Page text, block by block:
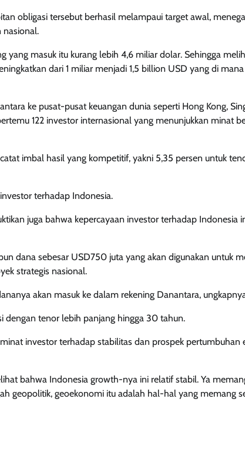
obligasi tersebut berhasil melampaui target awal,
nasional.
yang masuk itu kurang lebih 4,6 miliar dolar. Sehingga
dari 1 miliar menjadi 1,5 billion USD yang di
ke pusat-pusat keuangan dunia seperti Hong Kong,
122 investor internasional yang menunjukkan minat
imbal hasil yang kompetitif, yakni 5,35 persen untuk
terhadap Indonesia.
juga bahwa kepercayaan investor terhadap Indonesia
dana sebesar USD750 juta yang akan digunakan untuk
strategis nasional.
akan masuk ke dalam rekening Danantara,
dengan tenor lebih panjang hingga 30 tahun.
investor terhadap stabilitas dan prospek pertumbuhan
bahwa Indonesia growth-nya ini relatif stabil. Ya
geopolitik, geoekonomi itu adalah hal-hal yang memang